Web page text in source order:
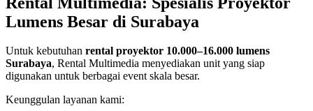
Lumens Besar di Surabaya
Untuk kebutuhan rental proyektor 10.000–16.000 lumens
Surabaya, Rental Multimedia menyediakan unit yang siap
digunakan untuk berbagai event skala besar.
Keunggulan layanan kami: